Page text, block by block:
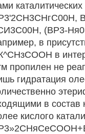
(ВР3-
в
в
пропилен не
гидратация
в состав
кислого